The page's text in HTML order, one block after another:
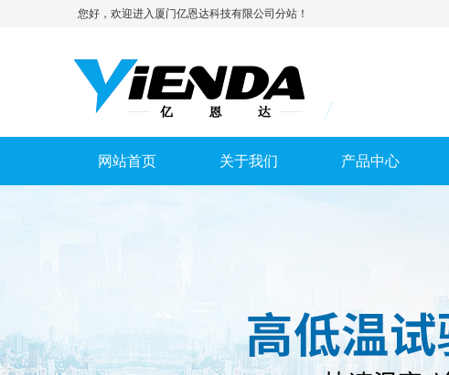
您好，欢迎进入厦门亿恩达科技有限公司分站！
网站首页 关于我们 产品中心